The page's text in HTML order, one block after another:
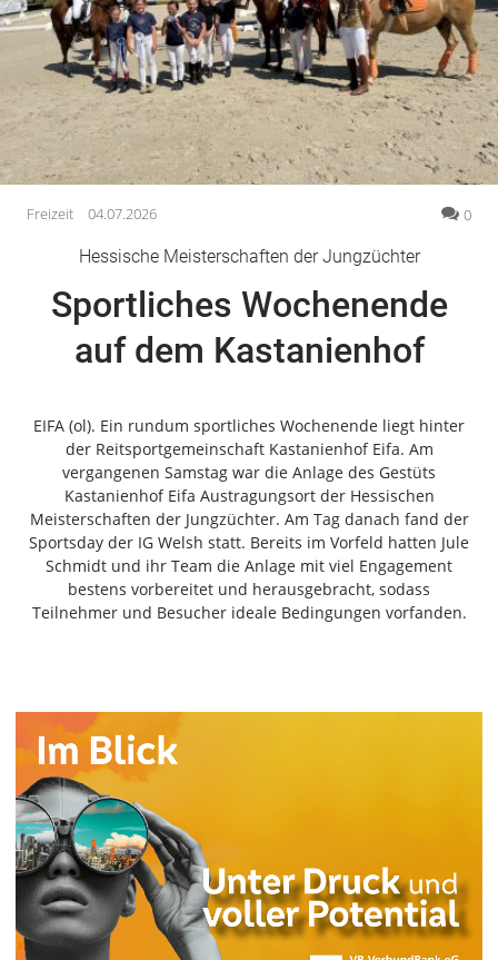
Gesundheit
Kultur
Lifestyle
Wirtschaft
Vogelsberg
Alsfeld
Romrod
Homberg
Ohm
Schlitz
Antrifttal
Feldatal
Freiensteinau
Gemünden
Grebenau
Grebenhain
Mücke
Schwalmtal
Ulrichstein
Wartenberg
Schwalm
Fulda
Gießen
Freizeit 04.07.2026 0
Hessische Meisterschaften der Jungzüchter
Sportliches Wochenende
auf dem Kastanienhof
EIFA (ol). Ein rundum sportliches Wochenende liegt hinter
der Reitsportgemeinschaft Kastanienhof Eifa. Am
vergangenen Samstag war die Anlage des Gestüts
Kastanienhof Eifa Austragungsort der Hessischen
Meisterschaften der Jungzüchter. Am Tag danach fand der
Sportsday der IG Welsh statt. Bereits im Vorfeld hatten Jule
Schmidt und ihr Team die Anlage mit viel Engagement
bestens vorbereitet und herausgebracht, sodass
Teilnehmer und Besucher ideale Bedingungen vorfanden.